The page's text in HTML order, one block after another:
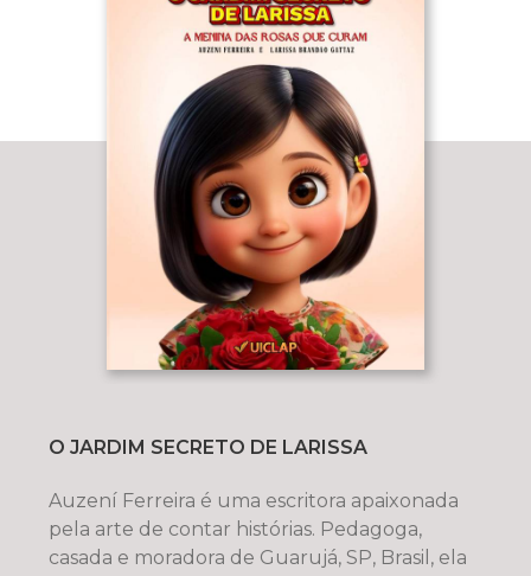
O JARDIM SECRETO DE LARISSA
Auzení Ferreira é uma escritora apaixonada
pela arte de contar histórias. Pedagoga,
casada e moradora de Guarujá, SP, Brasil, ela